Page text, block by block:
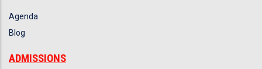
Agenda
Blog
ADMISSIONS